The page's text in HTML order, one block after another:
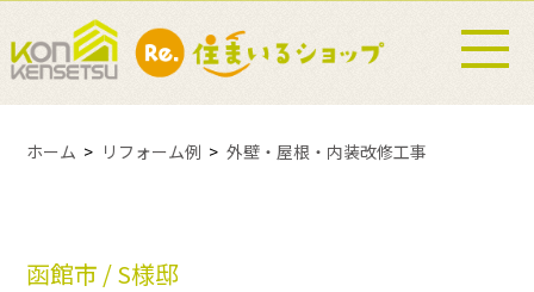
ホーム リフォーム例 外壁・屋根・内装改修工事
函館市 / S様邸